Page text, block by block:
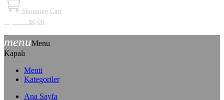
Shopping Cart
₺0,00
menuMenu
Kapalı
Menü
Kategoriler
Ana Sayfa